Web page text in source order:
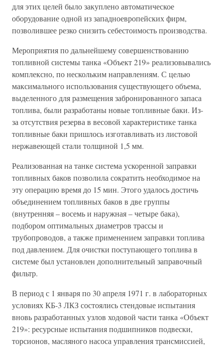
для этих целей было закуплено автоматическое
оборудование одной из западноевропейских фирм,
позволившее резко снизить себестоимость производства.
Мероприятия по дальнейшему совершенствованию
топливной системы танка «Объект 219» реализовывались
комплексно, по нескольким направлениям. С целью
максимального использования существующего объема,
выделенного для размещения забронированного запаса
топлива, были разработаны новые топливные баки. Из-
за отсутствия резерва в весовой характеристике танка
топливные баки пришлось изготавливать из листовой
нержавеющей стали толщиной 1,5 мм.
Реализованная на танке система ускоренной заправки
топливных баков позволила сократить необходимое на
эту операцию время до 15 мин. Этого удалось достичь
объединением топливных баков в две группы
(внутренняя – восемь и наружная – четыре бака),
подбором оптимальных диаметров трассы и
трубопроводов, а также применением заправки топлива
под давлением. Для очистки поступающего топлива в
системе был установлен дополнительный заправочный
фильтр.
В период с 1 января по 30 апреля 1971 г. в лабораторных
условиях КБ-3 ЛКЗ состоялись стендовые испытания
вновь разработанных узлов ходовой части танка «Объект
219»: ресурсные испытания подшипников подвески,
торсионов, масляного насоса управления трансмиссией,